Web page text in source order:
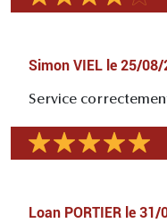
Simon VIEL le 25/08/
Service
Loan PORTIER le 31/